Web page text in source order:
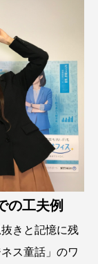
の工夫例
きと記憶に残
ス童話」のワ